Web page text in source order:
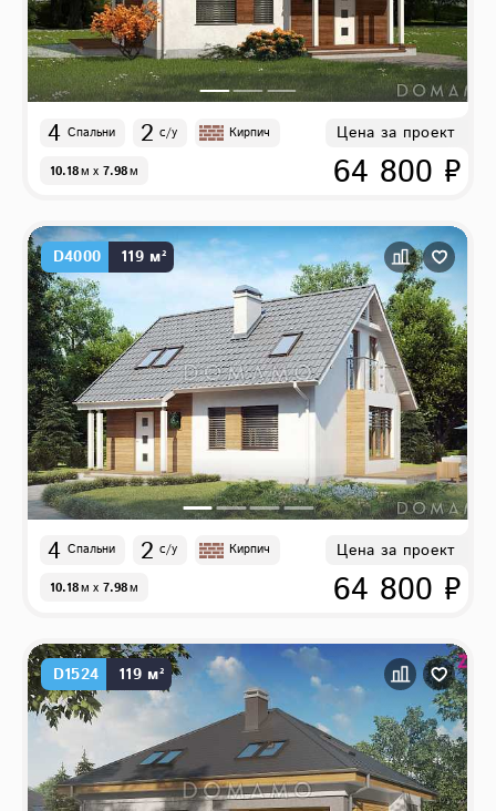
4 Спальни 2 с/у Кирпич
10.18м x 7.98м
Цена за проект
64 800 ₽
D4000 119 м²
4 Спальни 2 с/у Кирпич
10.18м x 7.98м
Цена за проект
64 800 ₽
D1524 119 м²